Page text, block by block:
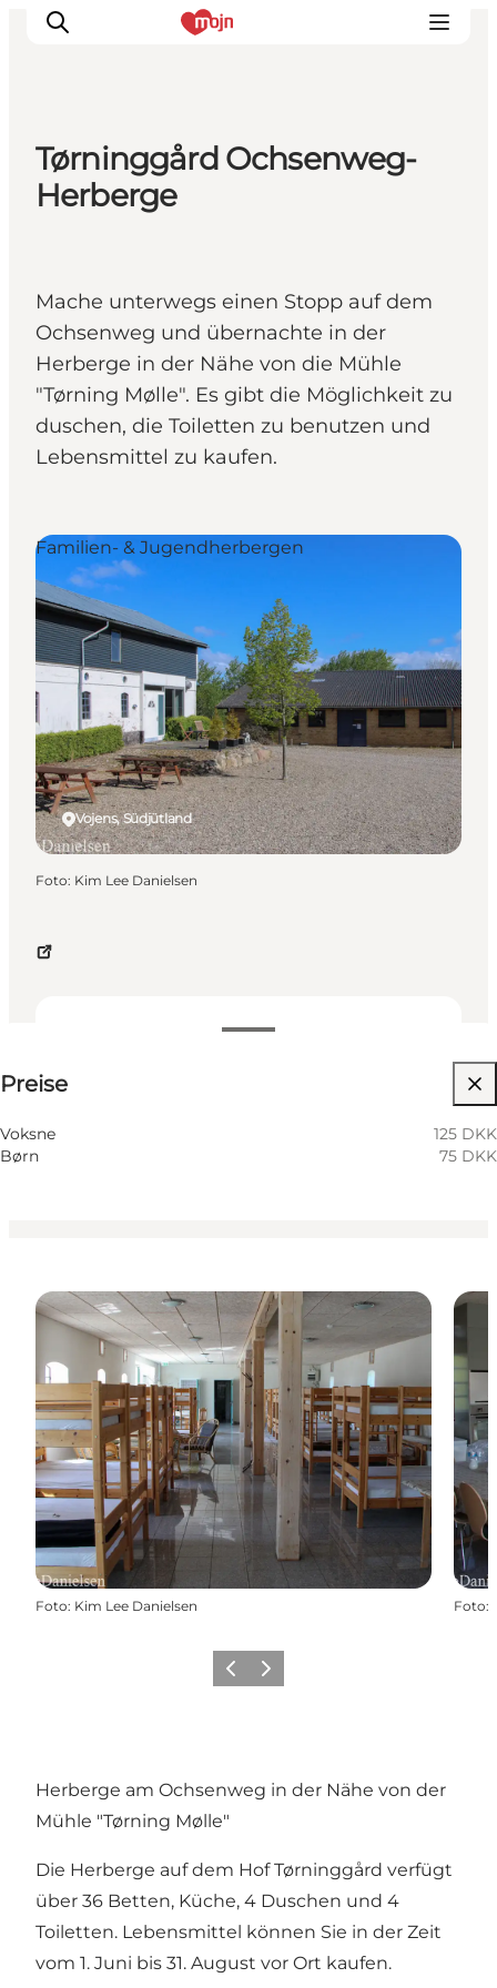
Erlebnisse
Städte und Regionen
Plane deine Reise
Booking
Tørninggård Ochsenweg-
Herberge
Mache unterwegs einen Stopp auf dem
Ochsenweg und übernachte in der
Herberge in der Nähe von die Mühle
"Tørning Mølle". Es gibt die Möglichkeit zu
duschen, die Toiletten zu benutzen und
Lebensmittel zu kaufen.
Preise
Voksne
125 DKK
Børn
75 DKK
Vojens, Südjütland
Familien- & Jugendherbergen
Foto: Kim Lee Danielsen
Foto: Kim Lee Danielsen Foto:
ZurückWeiter
Herberge am Ochsenweg in der Nähe von der
Mühle "Tørning Mølle"
Die Herberge auf dem Hof Tørninggård verfügt
über 36 Betten, Küche, 4 Duschen und 4
Toiletten. Lebensmittel können Sie in der Zeit
vom 1. Juni bis 31. August vor Ort kaufen.